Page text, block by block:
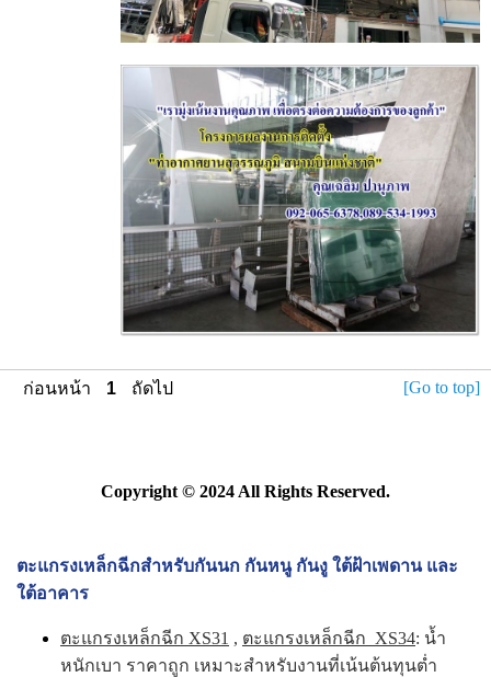
ก่อนหน้า 1 ถัดไป [Go to top]
Copyright © 2024 All Rights Reserved.
ตะแกรงเหล็กฉีกสำหรับกันนก กันหนู กันงู ใต้ฝ้าเพดาน และ
ใต้อาคาร
ตะแกรงเหล็กฉีก XS31 , ตะแกรงเหล็กฉีก XS34: น้ำ
หนักเบา ราคาถูก เหมาะสำหรับงานที่เน้นต้นทุนต่ำ